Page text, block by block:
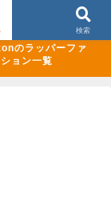
ラッシュまとめ
のラッパーファ
ション一覧
検索